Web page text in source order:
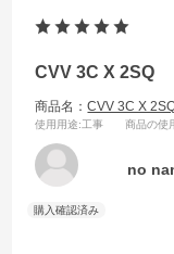
CVV 3C X 2SQ
商品名：CVV 3C X
使用用途:工事 商品の使
no